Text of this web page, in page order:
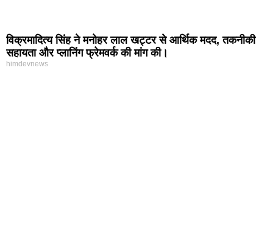
विक्रमादित्य सिंह ने मनोहर लाल खट्टर से आर्थिक मदद, तकनीकी
सहायता और प्लानिंग फ्रेमवर्क की मांग की।
himdevnews